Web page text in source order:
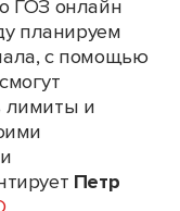
ГОЗ онлайн
планируем
с помощью
лимиты и
Петр